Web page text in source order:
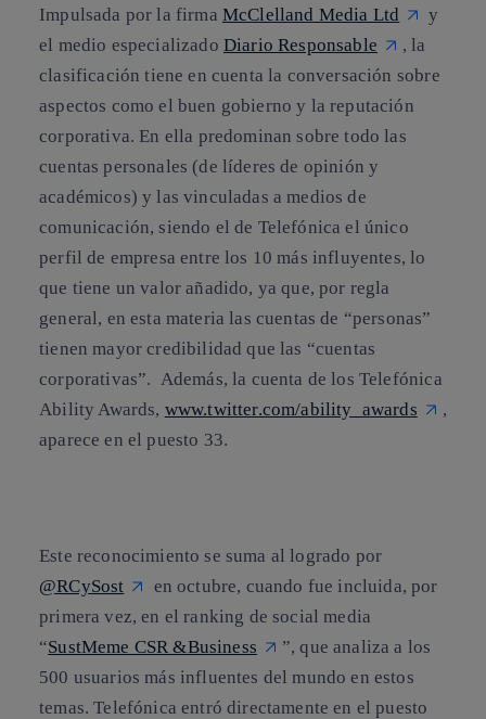
Impulsada por la firma McClelland Media Ltd
y
el medio especializado Diario Responsable
, la
clasificación tiene en cuenta la conversación sobre
aspectos como el buen gobierno y la reputación
corporativa. En ella predominan sobre todo las
cuentas personales (de líderes de opinión y
académicos) y las vinculadas a medios de
comunicación, siendo el de Telefónica el único
perfil de empresa entre los 10 más influyentes, lo
que tiene un valor añadido, ya que, por regla
general, en esta materia las cuentas de “personas”
tienen mayor credibilidad que las “cuentas
corporativas”. Además, la cuenta de los Telefónica
Ability Awards, www.twitter.com/ability_awards
,
aparece en el puesto 33.
Este reconocimiento se suma al logrado por
@RCySost
en octubre, cuando fue incluida, por
primera vez, en el ranking de social media
“SustMeme CSR &Business
”, que analiza a los
500 usuarios más influentes del mundo en estos
temas. Telefónica entró directamente en el puesto